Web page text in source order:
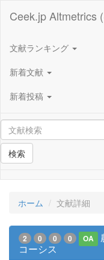
Ceek.jp Altmetrics
文献ランキング
新着文献
新着投稿
検索
ホーム 文献詳細
2 0 0 0 OA
コーシス